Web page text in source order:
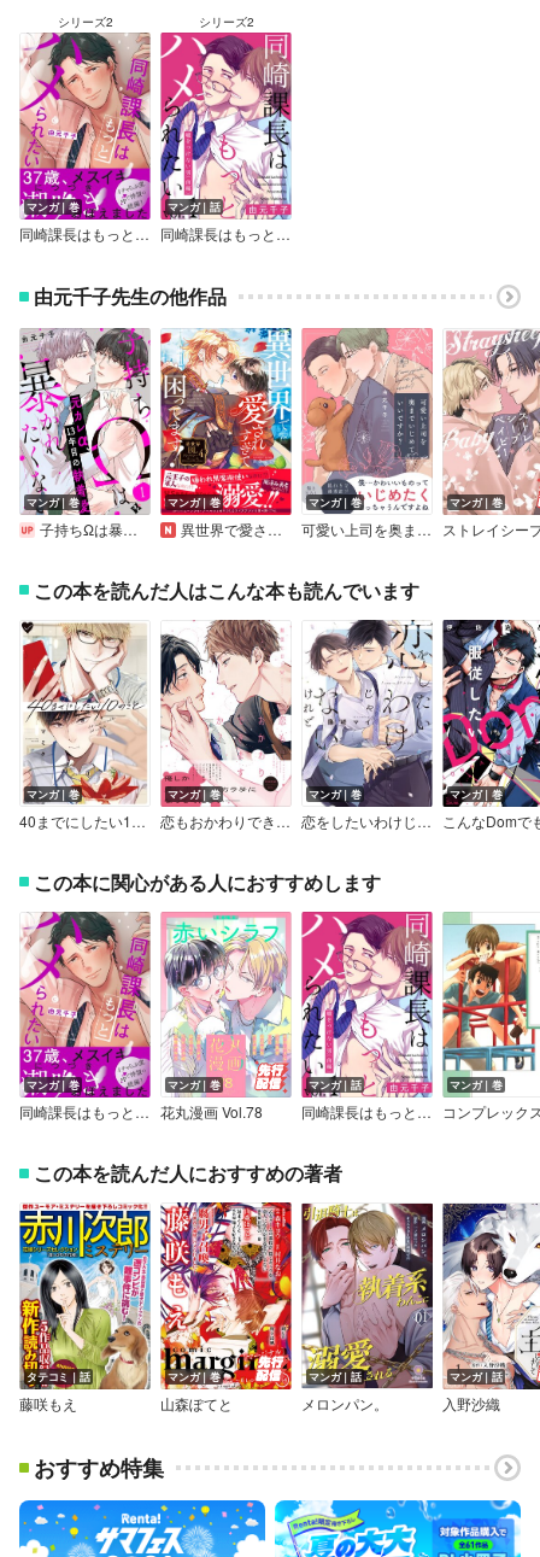
シリーズ2
マンガ｜巻
同崎課長はもっとハメられたい【特典付き】
シリーズ2
マンガ｜話
同崎課長はもっとハメられたい
由元千子先生の他作品
マンガ｜巻
子持ちΩは暴かれたくない
マンガ｜巻
異世界で愛されすぎて困ってます！異世界BLアンソロジー 4
マンガ｜巻
可愛い上司を奥までいじめていいですか？【電子単行本版／限定特典まんが付き】
マンガ｜巻
この本を読んだ人はこんな本も読んでいます
マンガ｜巻
40までにしたい10のこと【電子特別版】
マンガ｜巻
恋もおかわりできますか？【ペーパー付】【電子限定ペーパー付】
マンガ｜巻
恋をしたいわけじゃないけれど【電子限定描き下ろし付き】
マンガ｜巻
この本に関心がある人におすすめします
マンガ｜巻
同崎課長はもっとハメられたい【特典付き】
マンガ｜巻
花丸漫画 Vol.78
マンガ｜話
同崎課長はもっとハメられたい
マンガ｜巻
コンプレック
この本を読んだ人におすすめの著者
タテコミ｜話
藤咲もえ
マンガ｜巻
山森ぽてと
マンガ｜話
メロンパン。
マンガ｜話
入野沙織
おすすめ特集